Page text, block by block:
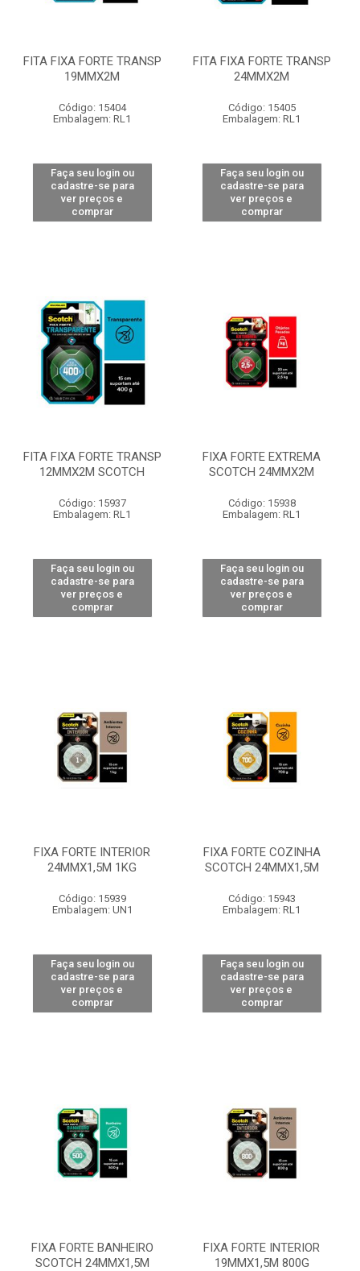
FITA FIXA FORTE TRANSP
19MMX2M
Código: 15404
Embalagem: RL1
Faça seu login ou
cadastre-se para
ver preços e
comprar
FITA FIXA FORTE TRANSP
24MMX2M
Código: 15405
Embalagem: RL1
Faça seu login ou
cadastre-se para
ver preços e
comprar
FITA FIXA FORTE TRANSP
12MMX2M SCOTCH
Código: 15937
Embalagem: RL1
Faça seu login ou
cadastre-se para
ver preços e
comprar
FIXA FORTE EXTREMA
SCOTCH 24MMX2M
Código: 15938
Embalagem: RL1
Faça seu login ou
cadastre-se para
ver preços e
comprar
FIXA FORTE INTERIOR
24MMX1,5M 1KG
Código: 15939
Embalagem: UN1
Faça seu login ou
cadastre-se para
ver preços e
comprar
FIXA FORTE COZINHA
SCOTCH 24MMX1,5M
Código: 15943
Embalagem: RL1
Faça seu login ou
cadastre-se para
ver preços e
comprar
FIXA FORTE BANHEIRO
SCOTCH 24MMX1,5M
FIXA FORTE INTERIOR
19MMX1,5M 800G